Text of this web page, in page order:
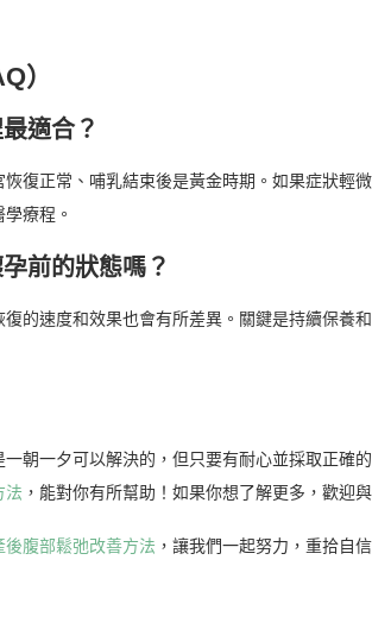
）
適合？
復正常、哺乳結束後是黃金時期。如果症狀輕
療程。
前的狀態嗎？
的速度和效果也會有所差異。關鍵是持續保養
朝一夕可以解決的，但只要有耐心並採取正確
法 ，能對你有所幫助！如果你想了解更多，歡迎
後腹部鬆弛改善方法 ，讓我們一起努力，重拾自信